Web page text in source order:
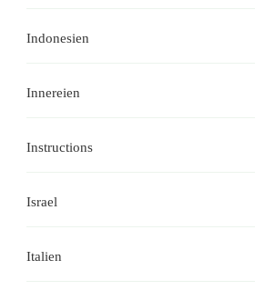
Indonesien
Innereien
Instructions
Israel
Italien